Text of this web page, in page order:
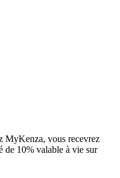
MyKenza, vous recevrez
de 10% valable à vie sur